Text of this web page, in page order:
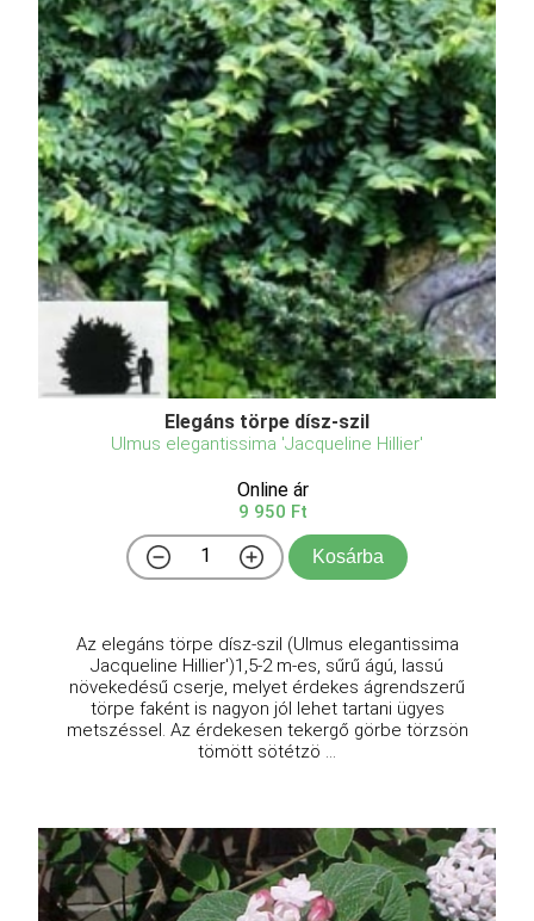
Elegáns törpe dísz-szil
Ulmus elegantissima 'Jacqueline Hillier'
Online ár
9 950 Ft
Kosárba
Az elegáns törpe dísz-szil (Ulmus elegantissima
Jacqueline Hillier')1,5-2 m-es, sűrű ágú, lassú
növekedésű cserje, melyet érdekes ágrendszerű
törpe faként is nagyon jól lehet tartani ügyes
metszéssel. Az érdekesen tekergő görbe törzsön
tömött sötétzö ...